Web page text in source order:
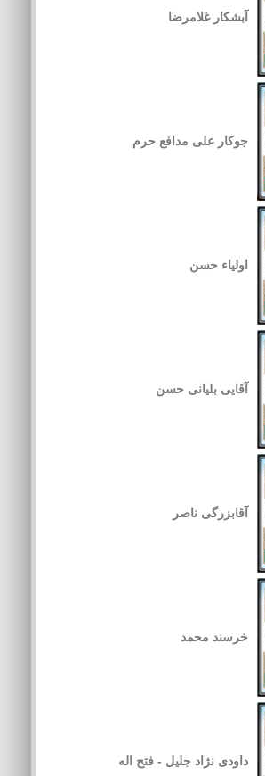
آبشکار غلامرضا
جوکار علی مدافع حرم
اولیاء حسن
آقایی بلیانی حسن
آقابزرگی ناصر
خرسند محمد
داودی نژاد جلیل - فتح اله